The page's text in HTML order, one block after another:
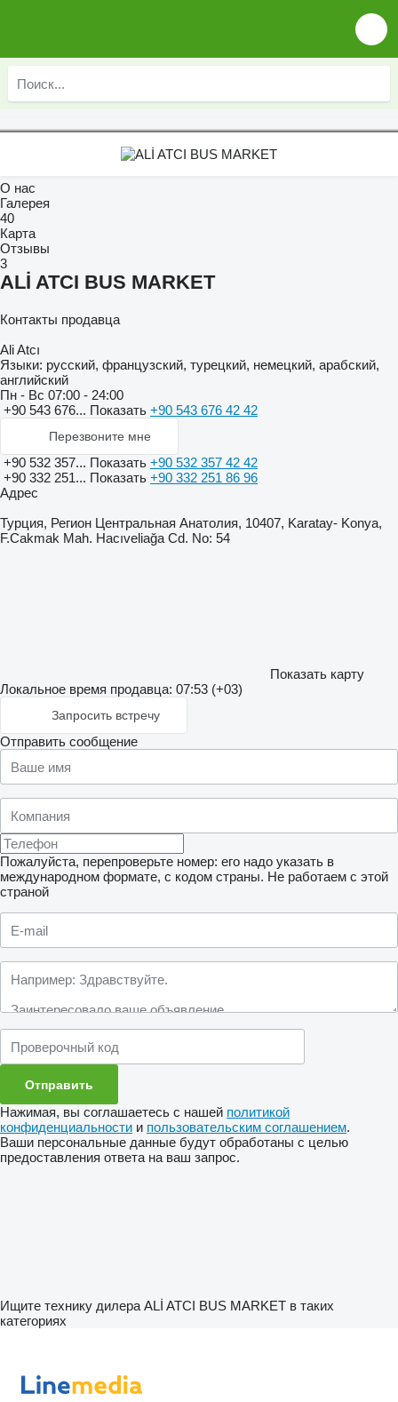
О нас
Галерея
40
Карта
Отзывы
3
ALİ ATCI BUS MARKET
Контакты продавца
Ali Atcı
Языки: русский, французский, турецкий, немецкий, арабский,
английский
Пн - Вс 07:00 - 24:00
+90 543 676... Показать +90 543 676 42 42
Перезвоните мне
+90 532 357... Показать +90 532 357 42 42
+90 332 251... Показать +90 332 251 86 96
Адрес
Турция, Регион Центральная Анатолия, 10407, Karatay- Konya,
F.Cakmak Mah. Hacıveliağa Cd. No: 54
Показать карту
Локальное время продавца: 07:53 (+03)
Запросить встречу
Отправить сообщение
Пожалуйста, перепроверьте номер: его надо указать в
международном формате, с кодом страны. Не работаем с этой
страной
Нажимая, вы соглашаетесь с нашей политикой
конфиденциальности и пользовательским соглашением.
Ваши персональные данные будут обработаны с целью
предоставления ответа на ваш запрос.
Ищите технику дилера ALİ ATCI BUS MARKET в таких
категориях